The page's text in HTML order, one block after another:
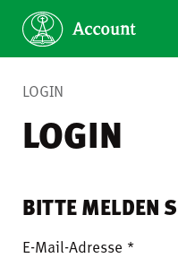
LOGIN
LOGIN
BITTE MELDEN
E-Mail-Adresse